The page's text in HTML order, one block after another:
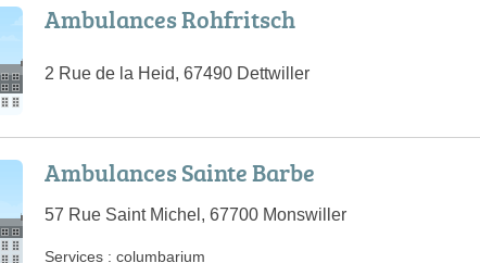
Ambulances Rohfritsch
2 Rue de la Heid, 67490 Dettwiller
Ambulances Sainte Barbe
57 Rue Saint Michel, 67700 Monswiller
Services : columbarium